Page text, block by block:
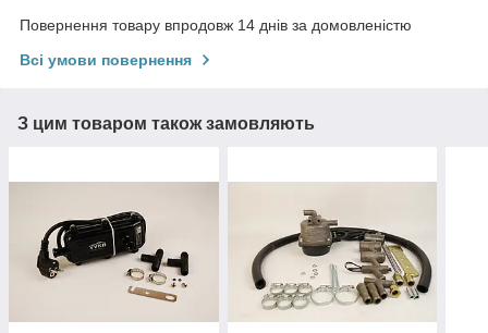
Повернення товару впродовж 14 днів за домовленістю
Всі умови повернення
З цим товаром також замовляють